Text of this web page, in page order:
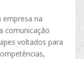
empresa na
comunicação
voltados para